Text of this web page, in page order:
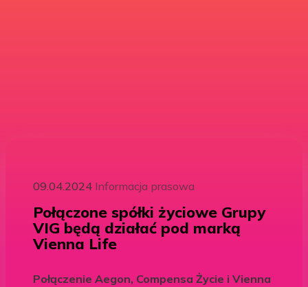
09.04.2024 Informacja prasowa
Połączone spółki życiowe Grupy
VIG będą działać pod marką
Vienna Life
Połączenie Aegon, Compensa Życie i Vienna